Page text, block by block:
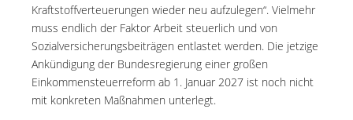
Kraftstoffverteuerungen wieder neu aufzulegen“. Vielmehr
muss endlich der Faktor Arbeit steuerlich und von
Sozialversicherungsbeiträgen entlastet werden. Die jetzige
Ankündigung der Bundesregierung einer großen
Einkommensteuerreform ab 1. Januar 2027 ist noch nicht
mit konkreten Maßnahmen unterlegt.